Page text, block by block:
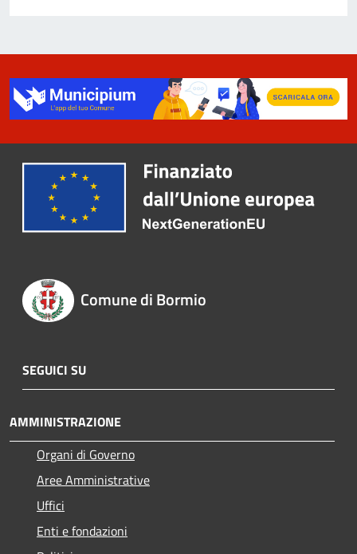
Comune di Bormio
SEGUICI SU
AMMINISTRAZIONE
Organi di Governo
Aree Amministrative
Uffici
Enti e fondazioni